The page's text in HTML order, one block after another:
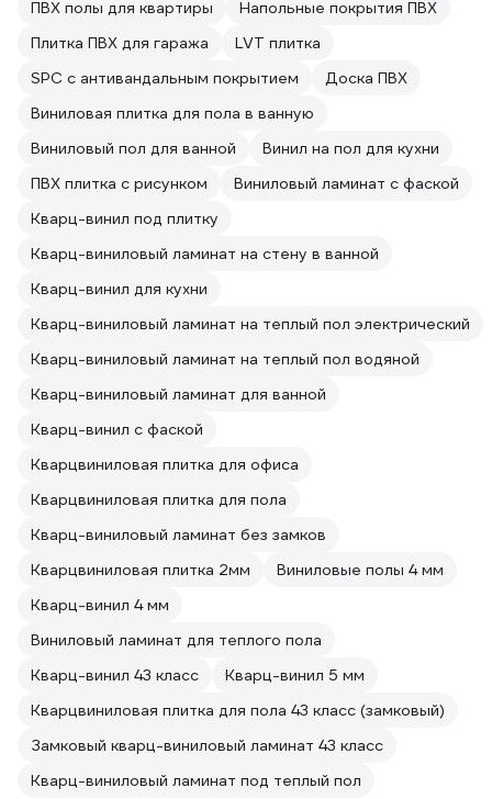
ПВХ полы для квартиры
Напольные покрытия ПВХ
Плитка ПВХ для гаража
LVT плитка
SPC с антивандальным покрытием
Доска ПВХ
Виниловая плитка для пола в ванную
Виниловый пол для ванной
Винил на пол для кухни
ПВХ плитка с рисунком
Виниловый ламинат с фаской
Кварц-винил под плитку
Кварц-виниловый ламинат на стену в ванной
Кварц-винил для кухни
Кварц-виниловый ламинат на теплый пол электрический
Кварц-виниловый ламинат на теплый пол водяной
Кварц-виниловый ламинат для ванной
Кварц-винил с фаской
Кварцвиниловая плитка для офиса
Кварцвиниловая плитка для пола
Кварц-виниловый ламинат без замков
Кварцвиниловая плитка 2мм
Виниловые полы 4 мм
Кварц-винил 4 мм
Виниловый ламинат для теплого пола
Кварц-винил 43 класс
Кварц-винил 5 мм
Кварцвиниловая плитка для пола 43 класс (замковый)
Замковый кварц-виниловый ламинат 43 класс
Кварц-виниловый ламинат под теплый пол